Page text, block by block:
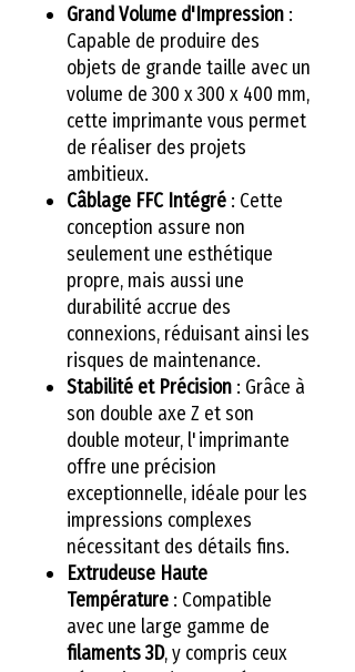
Grand Volume d'Impression :
Capable de produire des
objets de grande taille avec un
volume de 300 x 300 x 400 mm,
cette imprimante vous permet
de réaliser des projets
ambitieux.
Câblage FFC Intégré : Cette
conception assure non
seulement une esthétique
propre, mais aussi une
durabilité accrue des
connexions, réduisant ainsi les
risques de maintenance.
Stabilité et Précision : Grâce à
son double axe Z et son
double moteur, l'imprimante
offre une précision
exceptionnelle, idéale pour les
impressions complexes
nécessitant des détails fins.
Extrudeuse Haute
Température : Compatible
avec une large gamme de
filaments 3D, y compris ceux